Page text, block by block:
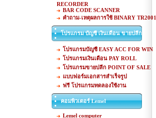
RECORDER
BAR CODE SCANNER
คำถาม-เหตุผลการใช้ BINARY TR2001
โปรแกรม บัญชี เงินเดือน ขายปลีก
โปรแกรมบัญชี EASY ACC FOR WIN
โปรแกรมเงินเดือน PAY ROLL
โปรแกรมขายปลีก POINT OF SALE
แบบฟอร์มเอกสารสำเร็จรูป
ฟรี โปรแกรมทดลองใช้งาน
คอมพิวเตอร์ Lemel
Lemel computer